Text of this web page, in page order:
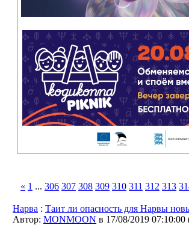
« 1 ... 306 307 308 309 310 311 312 313
Нарва : Таит ли опасность для Нарвы
Автор: MONMOON в 17/08/2019 07:10:00